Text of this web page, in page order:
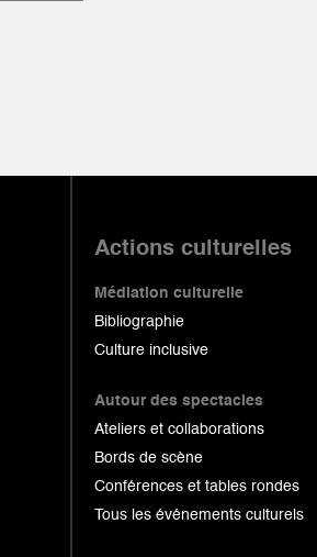
Actions culturelles
Médiation culturelle
Bibliographie
Culture inclusive
Autour des spectacles
Ateliers et collaborations
Bords de scène
Conférences et tables rondes
Tous les événements culturels